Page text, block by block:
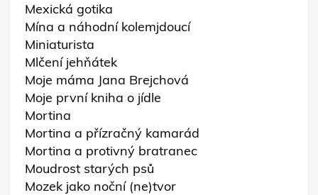
Mexická gotika
Mína a náhodní kolemjdoucí
Miniaturista
Mlčení jehňátek
Moje máma Jana Brejchová
Moje první kniha o jídle
Mortina
Mortina a přízračný kamarád
Mortina a protivný bratranec
Moudrost starých psů
Mozek jako noční (ne)tvor